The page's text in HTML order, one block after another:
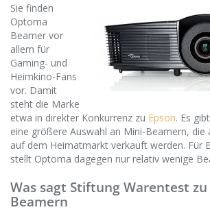
Sie finden
Optoma
Beamer vor
allem für
Gaming- und
Heimkino-Fans
vor. Damit
steht die Marke
etwa in direkter Konkurrenz zu Epson. Es
eine größere Auswahl an Mini-Beamern, die
auf dem Heimatmarkt verkauft werden. Für
stellt Optoma dagegen nur relativ wenige
Was sagt Stiftung Warentest
Beamern